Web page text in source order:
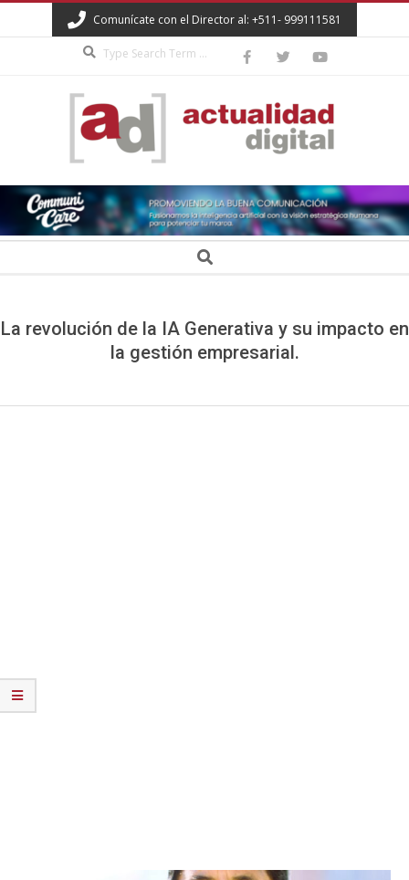
to
Comunícate con el Director al: +511- 999111581
ACTUALIDAD
DIGITAL Search
La revolución de la IA Generativa y su impacto en
la gestión empresarial.